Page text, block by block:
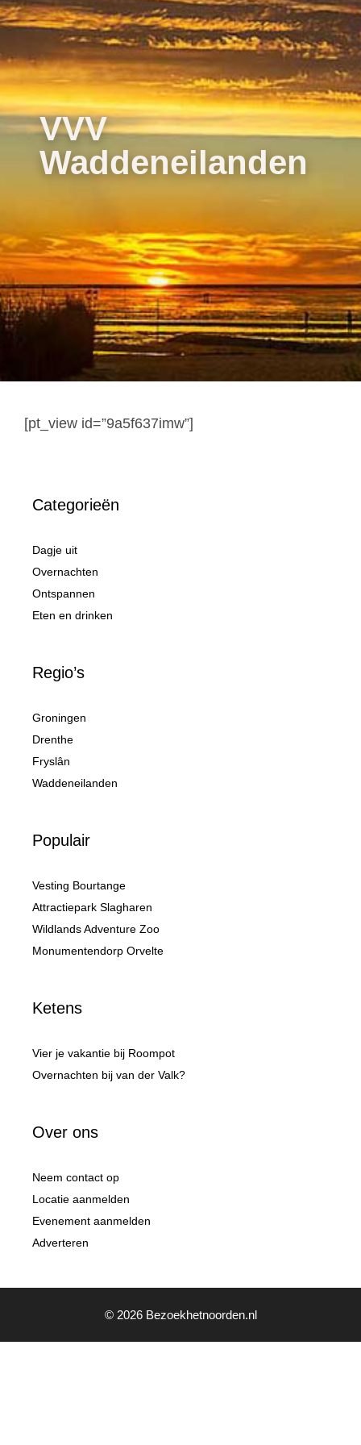
VVV
Waddeneilanden
[pt_view id=”9a5f637imw”]
Categorieën
Dagje uit
Overnachten
Ontspannen
Eten en drinken
Regio’s
Groningen
Drenthe
Fryslân
Waddeneilanden
Populair
Vesting Bourtange
Attractiepark Slagharen
Wildlands Adventure Zoo
Monumentendorp Orvelte
Ketens
Vier je vakantie bij Roompot
Overnachten bij van der Valk?
Over ons
Neem contact op
Locatie aanmelden
Evenement aanmelden
Adverteren
© 2026 Bezoekhetnoorden.nl